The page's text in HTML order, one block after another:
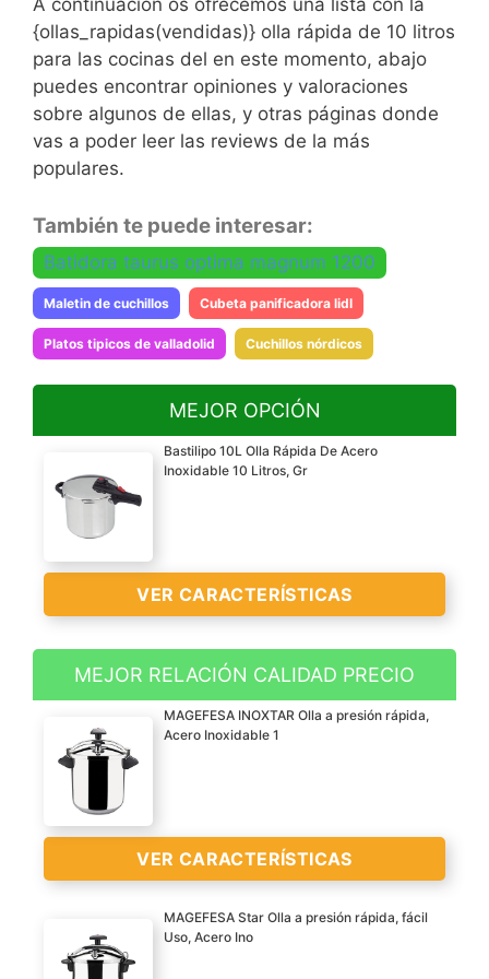
A continuación os ofrecemos una lista con la
{ollas_rapidas(vendidas)} olla rápida de 10 litros
para las cocinas del en este momento, abajo
puedes encontrar opiniones y valoraciones
sobre algunos de ellas, y otras páginas donde
vas a poder leer las reviews de la más
populares.
También te puede interesar:
Batidora taurus optima magnum 1200
Maletin de cuchillos Cubeta panificadora lidl
Platos tipicos de valladolid Cuchillos nórdicos
MEJOR OPCIÓN
Bastilipo 10L Olla Rápida De Acero
Inoxidable 10 Litros, Gr
VER CARACTERÍSTICAS
Acero inoxidable
Preparación más suave y
corta que la cocina
convencional
4 etapas de presión para
Tipo de acero 304 y fácil
VER
CARACTERÍSTICAS
MEJOR RELACIÓN CALIDAD PRECIO
MAGEFESA INOXTAR Olla a presión rápida,
Acero Inoxidable 1
VER CARACTERÍSTICAS
??? APTO PARA TODO
MAGEFESA Star Olla a presión rápida, fácil
Uso, Acero Ino